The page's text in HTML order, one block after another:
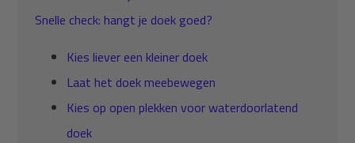
Snelle check: hangt je doek goed?
Kies liever een kleiner doek
Laat het doek meebewegen
Kies op open plekken voor waterdoorlatend
doek